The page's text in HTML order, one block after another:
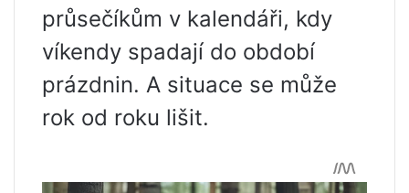
průsečíkům v kalendáři, kdy
víkendy spadají do období
prázdnin. A situace se může
rok od roku lišit.